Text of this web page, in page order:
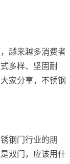
越来越多消费者
多样、坚固耐
家分享，不锈钢
钢门行业的朋
双门，应该用什